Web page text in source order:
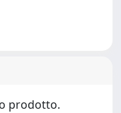
prodotto.